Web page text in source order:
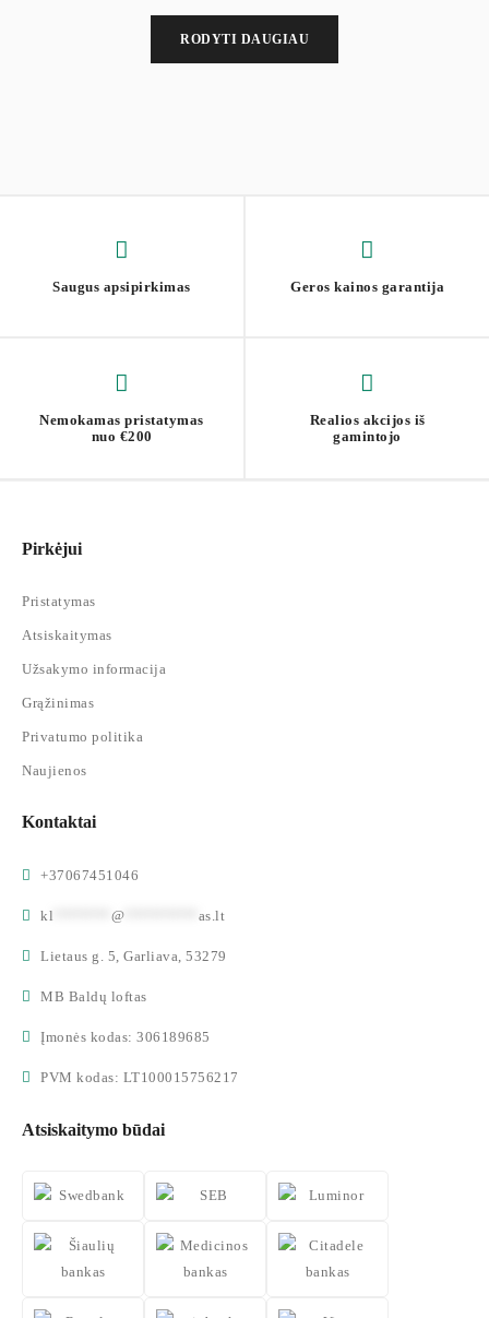
paprasta.
RODYTI DAUGIAU
Saugus apsipirkimas Geros kainos garantija
Nemokamas pristatymas
nuo €200
Realios akcijos iš
gamintojo
Pirkėjui
Pristatymas
Atsiskaitymas
Užsakymo informacija
Grąžinimas
Privatumo politika
Naujienos
Kontaktai
+37067451046
kl @ as.lt
Lietaus g. 5, Garliava, 53279
MB Baldų loftas
Įmonės kodas: 306189685
PVM kodas: LT100015756217
Atsiskaitymo būdai